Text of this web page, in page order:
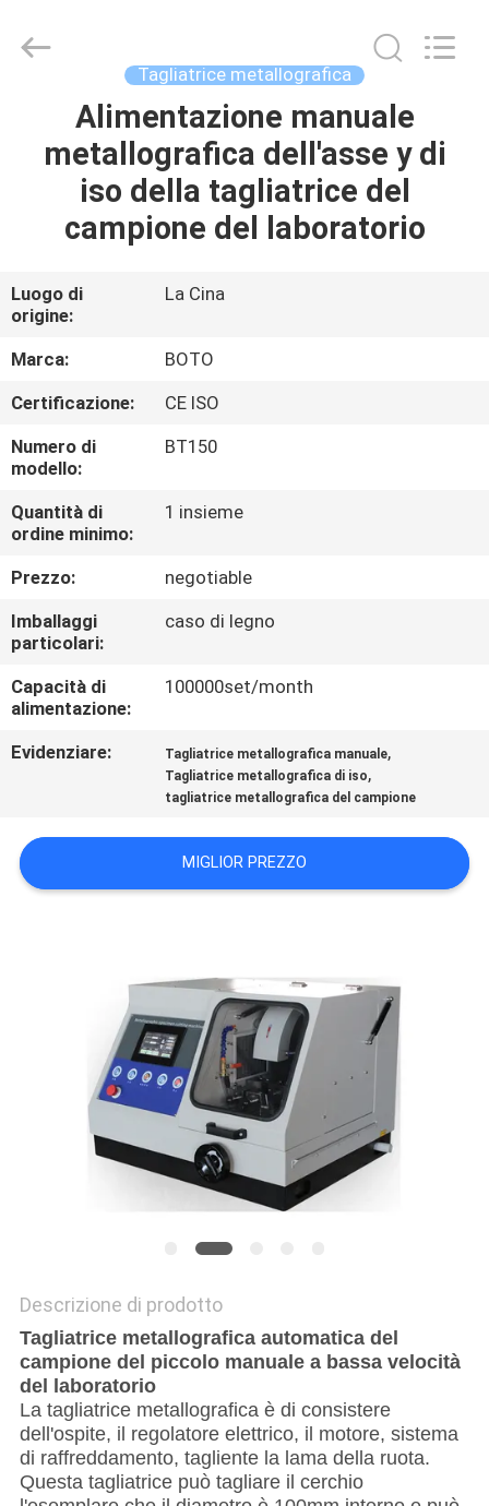
CASA
PRODOTTI
NOI
GIRO
DELLA
FABBRICA
CONTROLLO
DI
QUALITÀ
CONTATTICI
RICHIEDA
UNA
MAPPA
DEL
POLITICA
PRIVACY
GROUP
LTD.
Tagliatrice metallografica
Alimentazione manuale
metallografica dell'asse y di
iso della tagliatrice del
campione del laboratorio
Luogo di
origine:
La Cina
Marca:
BOTO
Certificazione:
CE ISO
Numero di
modello:
BT150
Quantità di
ordine minimo:
1 insieme
Prezzo:
negotiable
Imballaggi
particolari:
caso di legno
Capacità di
alimentazione:
100000set/month
Evidenziare: Tagliatrice metallografica manuale,
Tagliatrice metallografica di iso,
tagliatrice metallografica del campione
MIGLIOR PREZZO
Descrizione di prodotto
Tagliatrice metallografica automatica del
campione del piccolo manuale a bassa velocità
del laboratorio
La tagliatrice metallografica è di consistere
dell'ospite, il regolatore elettrico, il motore, sistema
di raffreddamento, tagliente la lama della ruota.
Questa tagliatrice può tagliare il cerchio